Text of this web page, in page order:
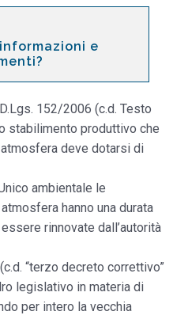
e
152/2006 (c.d. Testo
stabilimento produttivo che
deve dotarsi di
ambientale le
hanno una durata
rinnovate dall’autorità
“terzo decreto correttivo”
legislativo in materia di
per intero la vecchia